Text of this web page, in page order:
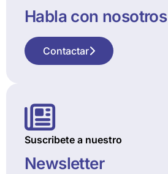
Habla con nosotros
Contactar
Suscribete a nuestro
Newsletter